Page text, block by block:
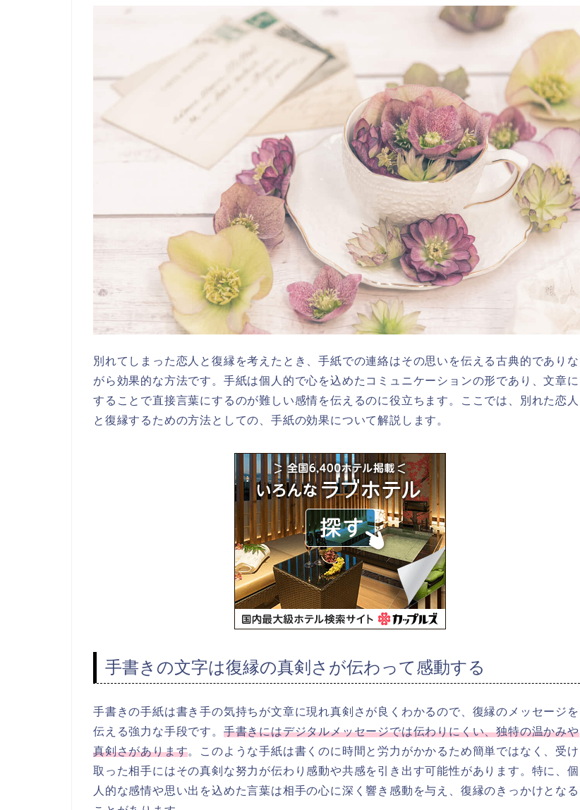
別れてしまった恋人と復縁を考えたとき、手紙での連絡はその思いを伝える古典的でありな
がら効果的な方法です。手紙は個人的で心を込めたコミュニケーションの形であり、文章に
することで直接言葉にするのが難しい感情を伝えるのに役立ちます。ここでは、別れた恋人
と復縁するための方法としての、手紙の効果について解説します。
手書きの文字は復縁の真剣さが伝わって感動する
手書きの手紙は書き手の気持ちが文章に現れ真剣さが良くわかるので、復縁のメッセージを
伝える強力な手段です。 手書きにはデジタルメッセージでは伝わりにくい、独特の温かみや
真剣さがあります。このような手紙は書くのに時間と労力がかかるため簡単ではなく、受け
取った相手にはその真剣な努力が伝わり感動や共感を引き出す可能性があります。特に、個
人的な感情や思い出を込めた言葉は相手の心に深く響き感動を与え、復縁のきっかけとなる